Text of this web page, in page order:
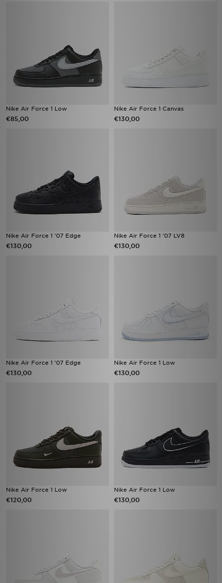
Nike Air Force 1 Low
€85,00
Nike Air Force 1 Canvas
€130,00
Nike Air Force 1 '07 Edge
€130,00
Nike Air Force 1 '07 LV8
€130,00
Nike Air Force 1 '07 Edge
€130,00
Nike Air Force 1 Low
€130,00
Nike Air Force 1 Low
€120,00
Nike Air Force 1 Low
€130,00